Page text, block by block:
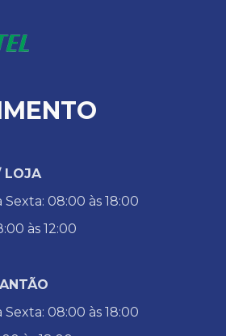
LOJA
08:00 às 18:00
às 12:00
08:00 às 18:00